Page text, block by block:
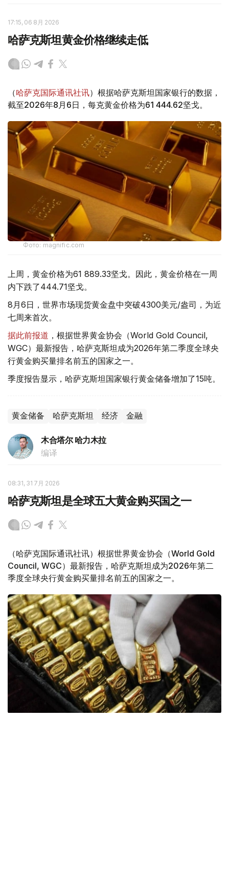
17:15, 06 8月 2026
哈萨克斯坦黄金价格继续走低
（哈萨克国际通讯社讯）根据哈萨克斯坦国家银行的数据，
截至2026年8月6日，每克黄金价格为61 444.62坚戈。
Фото: magnific.com
上周，黄金价格为61 889.33坚戈。因此，黄金价格在一周
内下跌了444.71坚戈。
8月6日，世界市场现货黄金盘中突破4300美元/盎司，为近
七周来首次。
据此前报道 ，根据世界黄金协会（World Gold Council,
WGC）最新报告，哈萨克斯坦成为2026年第二季度全球央
行黄金购买量排名前五的国家之一。
季度报告显示，哈萨克斯坦国家银行黄金储备增加了15吨。
黄金储备 哈萨克斯坦 经济 金融
木合塔尔 哈力木拉
编译
08:31, 31 7月 2026
哈萨克斯坦是全球五大黄金购买国之一
（哈萨克国际通讯社讯）根据世界黄金协会（World Gold
Council, WGC）最新报告，哈萨克斯坦成为2026年第二
季度全球央行黄金购买量排名前五的国家之一。